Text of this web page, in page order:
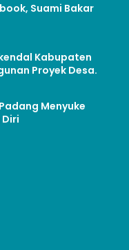
Suami Bakar
Kabupaten
Proyek Desa.
Menyuke